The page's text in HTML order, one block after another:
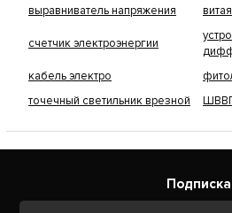
выравниватель напряжения
счетчик электроэнергии
кабель электро
точечный светильник врезной
Подписка